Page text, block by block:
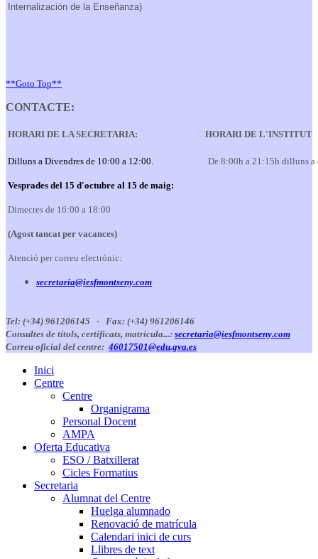
Internalización de la Enseñanza)
**Goto Top**
CONTACTE:
HORARI DE LA SECRETARIA: HORARI DE L'INSTITUT
Dilluns a Divendres de 10:00 a 12:00.
Vesprades del 15 d'octubre al 15 de maig:
Dimecres de 16:00 a 18:00
(Agost tancat per vacances)
Atenció per correu electrónic:
secretaria@iesfmontseny.com
De 8:00h a 21:15h dilluns a
Tel: (+34) 961206145 -
Fax: (+34) 961206146
Consultes de títols, certificats, matrícula...: secretaria@iesfmontseny.com
Correu oficial del centre: 46017501@edu.gva.es
Inici
Centre
Centre
Organigrama
Personal Docent
AMPA
Oferta Educativa
ESO / Batxillerat
Cicles Formatius
Secretaria
Alumnat del Centre
Huelga alumnado
Renovació de matrícula
Calendari inici de curs
Llibres de text